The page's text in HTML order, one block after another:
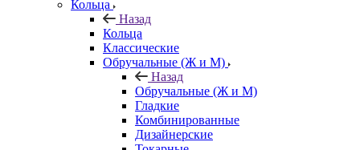
Кольца
Назад
Кольца
Классические
Обручальные (Ж и М)
Назад
Обручальные (Ж и М)
Гладкие
Комбинированные
Дизайнерские